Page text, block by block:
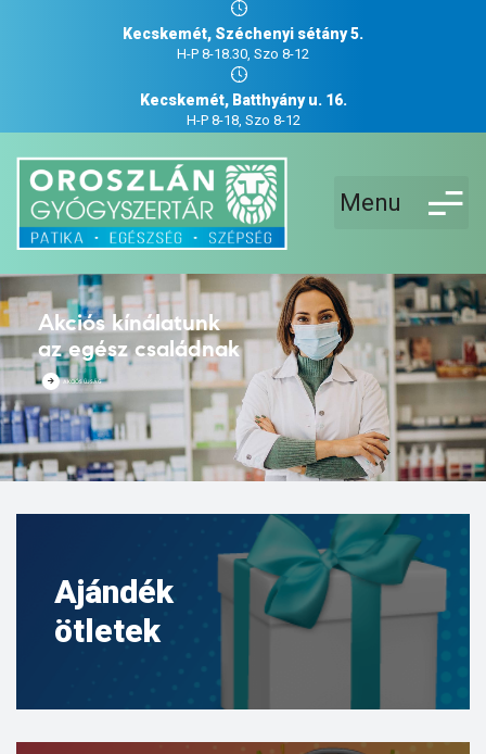
Kecskemét, Széchenyi sétány 5.
H-P 8-18.30, Szo 8-12
Kecskemét, Batthyány u. 16.
H-P 8-18, Szo 8-12
Menu
AKCIÓS ÚJSÁG
Akciós kínálatunk
az egész családnak
Ajándék
ötletek